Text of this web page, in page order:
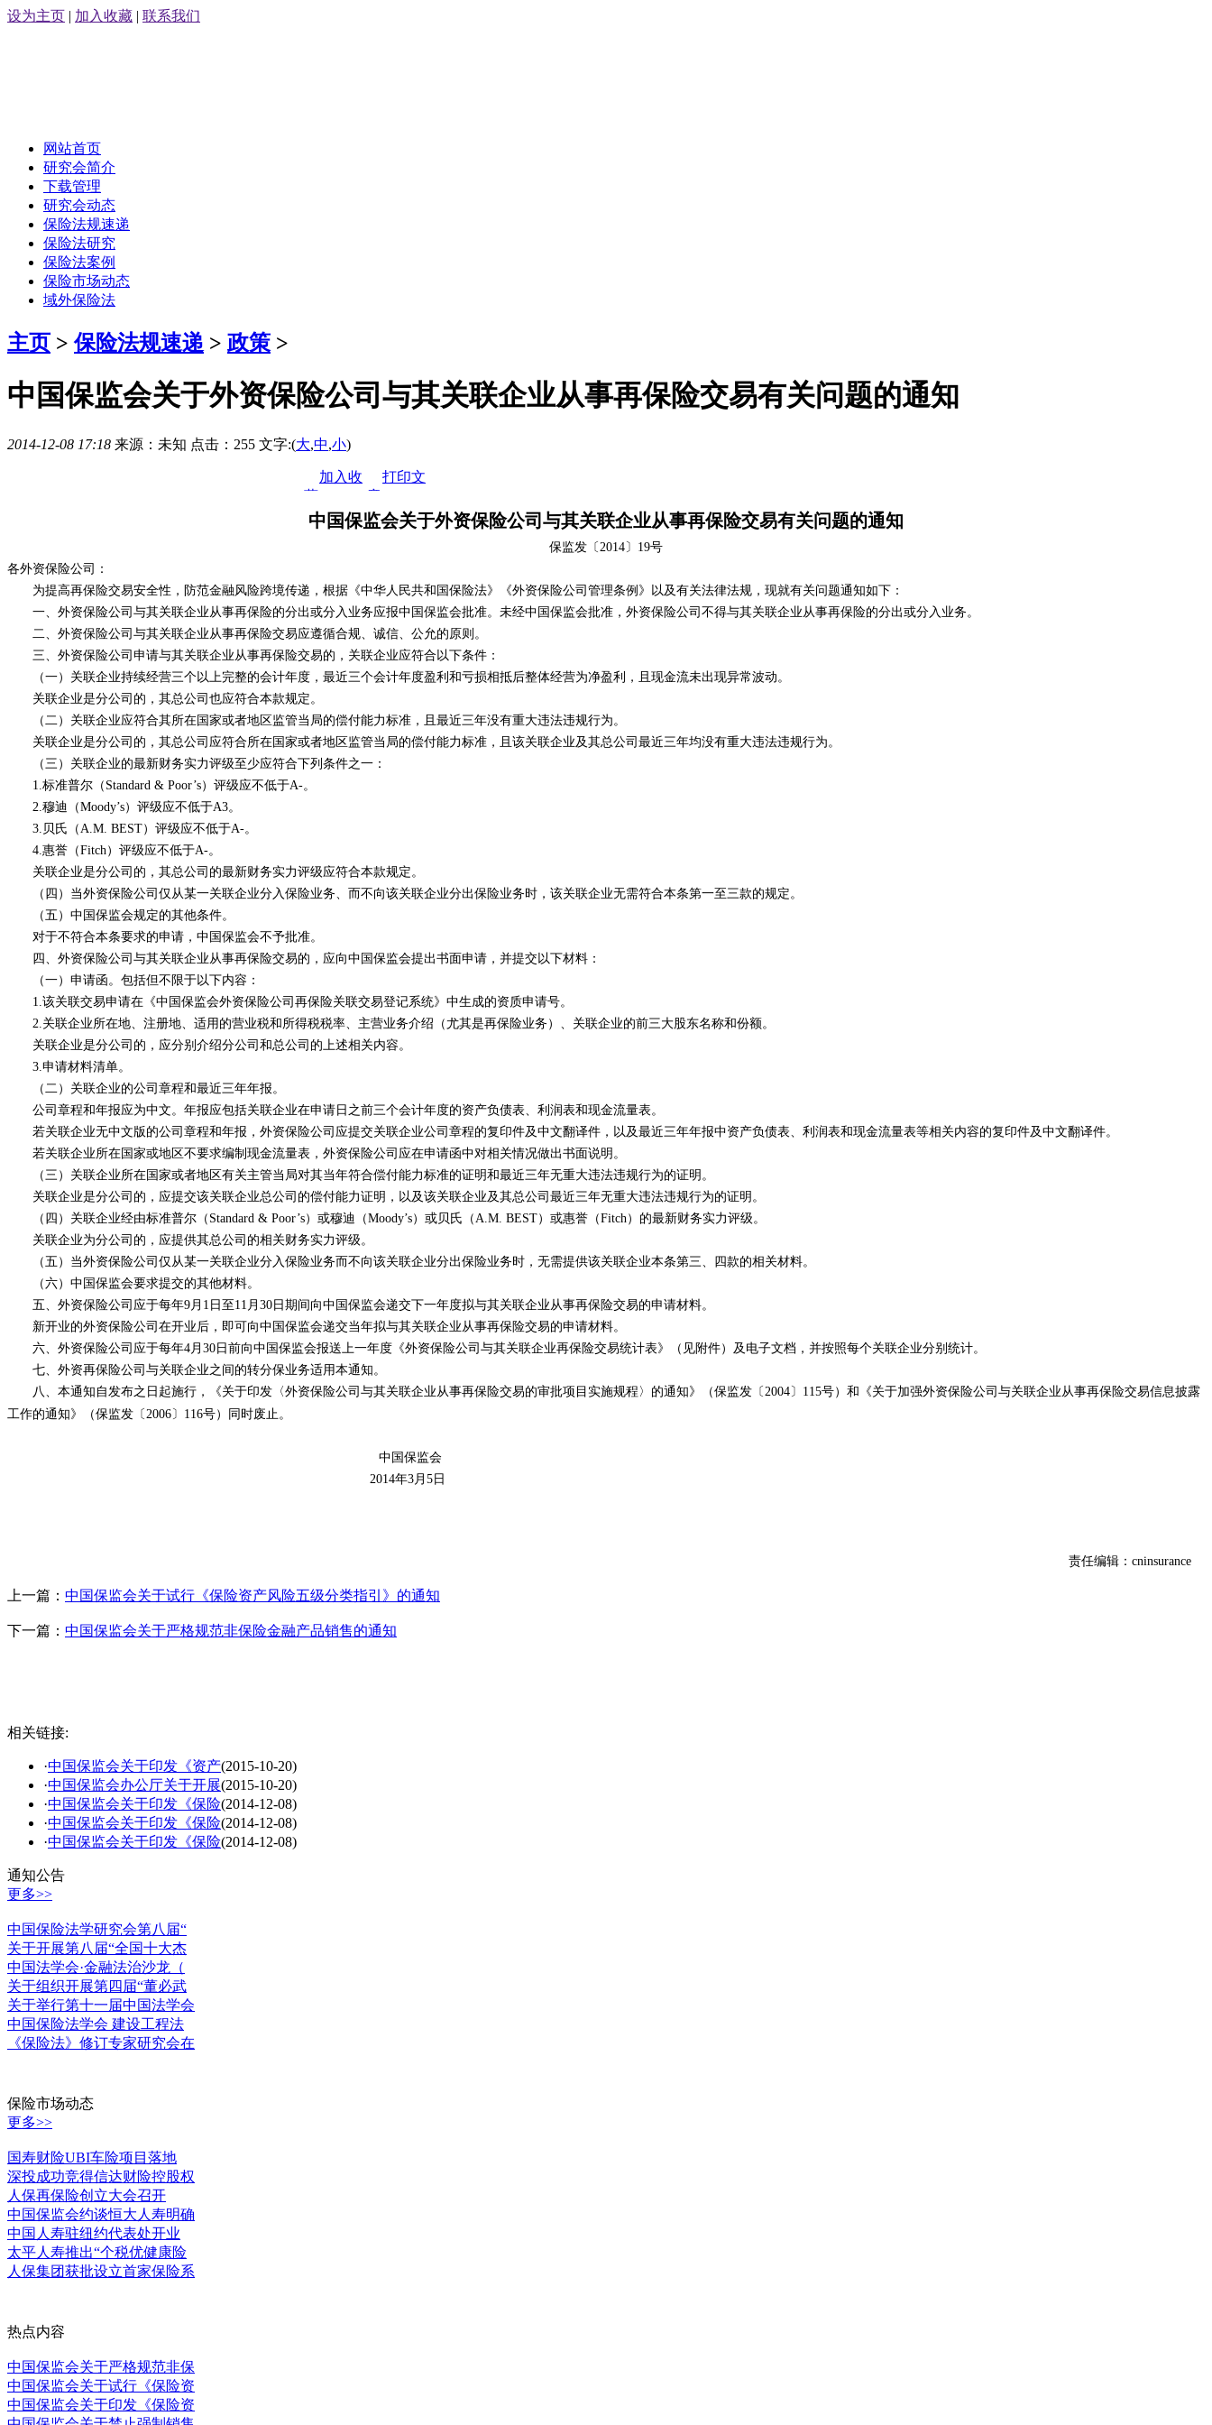
设为主页 | 加入收藏 | 联系我们
网站首页
研究会简介
下载管理
研究会动态
保险法规速递
保险法研究
保险法案例
保险市场动态
域外保险法
主页 >保险法规速递 > 政策 >
中国保监会关于外资保险公司与其关联企业从事再保险交易有关问题的通知
2014-12-08 17:18 来源：未知 点击： 255 文字:(大,中,小)
加入收
藏
打印文
章
中国保监会关于外资保险公司与其关联企业从事再保险交易有关问题的通知
保监发〔 2014 〕 19号
各外资保险公司：
为提高再保险交易安全性，防范金融风险跨境传递，根据《中华人民共和国保险法》《外资保险公司管理条例》以及有关法律法规，现就有关问题通知如下：
一、外资保险公司与其关联企业从事再保险的分出或分入业务应报中国保监会批准。未经中国保监会批准，外资保险公司不得与其关联企业从事再保险的分出或分入业务。
二、外资保险公司与其关联企业从事再保险交易应遵循合规、诚信、公允的原则。
三、外资保险公司申请与其关联企业从事再保险交易的，关联企业应符合以下条件：
（一）关联企业持续经营三个以上完整的会计年度，最近三个会计年度盈利和亏损相抵后整体经营为净盈利，且现金流未出现异常波动。
关联企业是分公司的，其总公司也应符合本款规定。
（二）关联企业应符合其所在国家或者地区监管当局的偿付能力标准，且最近三年没有重大违法违规行为。
关联企业是分公司的，其总公司应符合所在国家或者地区监管当局的偿付能力标准，且该关联企业及其总公司最近三年均没有重大违法违规行为。
（三）关联企业的最新财务实力评级至少应符合下列条件之一：
1. 标准普尔（ Standard & Poor’s）评级应不低于A-。
2. 穆迪（Moody’s）评级应不低于A3。
3. 贝氏（ A.M. BEST）评级应不低于A-。
4. 惠誉（Fitch ）评级应不低于A-。
关联企业是分公司的，其总公司的最新财务实力评级应符合本款规定。
（四）当外资保险公司仅从某一关联企业分入保险业务、而不向该关联企业分出保险业务时，该关联企业无需符合本条第一至三款的规定。
（五）中国保监会规定的其他条件。
对于不符合本条要求的申请，中国保监会不予批准。
四、外资保险公司与其关联企业从事再保险交易的，应向中国保监会提出书面申请，并提交以下材料：
（一）申请函。包括但不限于以下内容：
1. 该关联交易申请在《中国保监会外资保险公司再保险关联交易登记系统》中生成的资质申请号。
2. 关联企业所在地、注册地、适用的营业税和所得税税率、主营业务介绍（尤其是再保险业务）、关联企业的前三大股东名称和份额。
关联企业是分公司的，应分别介绍分公司和总公司的上述相关内容。
3. 申请材料清单。
（二）关联企业的公司章程和最近三年年报。
公司章程和年报应为中文。年报应包括关联企业在申请日之前三个会计年度的资产负债表、利润表和现金流量表。
若关联企业无中文版的公司章程和年报，外资保险公司应提交关联企业公司章程的复印件及中文翻译件，以及最近三年年报中资产负债表、利润表和现金流量表等相关内容的复印件及中文翻译件。
若关联企业所在国家或地区不要求编制现金流量表，外资保险公司应在申请函中对相关情况做出书面说明。
（三）关联企业所在国家或者地区有关主管当局对其当年符合偿付能力标准的证明和最近三年无重大违法违规行为的证明。
关联企业是分公司的，应提交该关联企业总公司的偿付能力证明，以及该关联企业及其总公司最近三年无重大违法违规行为的证明。
（四）关联企业经由标准普尔（ Standard & Poor’s）或穆迪（Moody’s）或贝氏（ A.M. BEST）或惠誉（Fitch ）的最新财务实力评级。
关联企业为分公司的，应提供其总公司的相关财务实力评级。
（五）当外资保险公司仅从某一关联企业分入保险业务而不向该关联企业分出保险业务时，无需提供该关联企业本条第三、四款的相关材料。
（六）中国保监会要求提交的其他材料。
五、外资保险公司应于每年9 月 1 日至 11 月 30 日期间向中国保监会递交下一年度拟与其关联企业从事再保险交易的申请材料。
新开业的外资保险公司在开业后，即可向中国保监会递交当年拟与其关联企业从事再保险交易的申请材料。
六、外资保险公司应于每年4 月 30 日前向中国保监会报送上一年度《外资保险公司与其关联企业再保险交易统计表》（见附件）及电子文档，并按照每个关联企业分别统计。
七、外资再保险公司与关联企业之间的转分保业务适用本通知。
八、本通知自发布之日起施行，《关于印发〈外资保险公司与其关联企业从事再保险交易的审批项目实施规程〉的通知》（保监发〔 2004 〕 115号）和《关于加强外资保险公司与关联企业从事再保险交易信息披露
工作的通知》（保监发〔 2006 〕 116号）同时废止 。
中国保监会
2014年3 月 5 日
责任编辑：cninsurance
上一篇： 中国保监会关于试行《保险资产风险五级分类指引》的通知
下一篇： 中国保监会关于严格规范非保险金融产品销售的通知
相关链接:
·中国保监会关于印发《资产(2015-10-20)
·中国保监会办公厅关于开展(2015-10-20)
·中国保监会关于印发《保险(2014-12-08)
·中国保监会关于印发《保险(2014-12-08)
·中国保监会关于印发《保险(2014-12-08)
通知公告
更多>>
中国保险法学研究会第八届“
关于开展第八届“全国十大杰
中国法学会·金融法治沙龙（
关于组织开展第四届“董必武
关于举行第十一届中国法学会
中国保险法学会 建设工程法
《保险法》修订专家研究会在
保险市场动态
更多>>
国寿财险UBI车险项目落地
深投成功竞得信达财险控股权
人保再保险创立大会召开
中国保监会约谈恒大人寿明确
中国人寿驻纽约代表处开业
太平人寿推出“个税优健康险
人保集团获批设立首家保险系
热点内容
中国保监会关于严格规范非保
中国保监会关于试行《保险资
中国保监会关于印发《保险资